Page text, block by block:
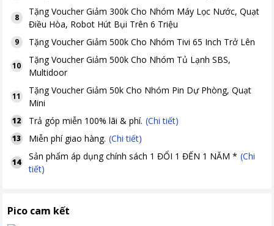
8
TặngVoucher Giảm 300k Cho Nhóm Máy Lọc Nước, Quạt
Điều Hòa, Robot Hút Bụi Trên 6 Triệu
9 TặngVoucher Giảm 500k Cho Nhóm Tivi 65 Inch Trở Lên
10
TặngVoucher Giảm 500k Cho Nhóm Tủ Lạnh SBS,
Multidoor
11
TặngVoucher Giảm 50k Cho Nhóm Pin Dự Phòng, Quạt
Mini
12 Trả góp miễn 100% lãi & phí. (Chi tiết)
13 Miễn phí giao hàng. (Chi tiết)
14
Sản phẩm áp dụng chính sách 1 ĐỔI 1 ĐẾN 1 NĂM * (Chi
tiết)
Pico cam kết